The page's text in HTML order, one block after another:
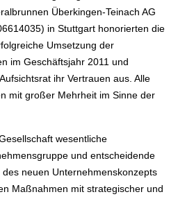
Überkingen-Teinach AG
in Stuttgart honorierten die
Umsetzung der
im Geschäftsjahr 2011 und
ihr Vertrauen aus. Alle
mit großer Mehrheit im Sinne der
wesentliche
und entscheidende
neuen Unternehmenskonzepts
Maßnahmen mit strategischer und